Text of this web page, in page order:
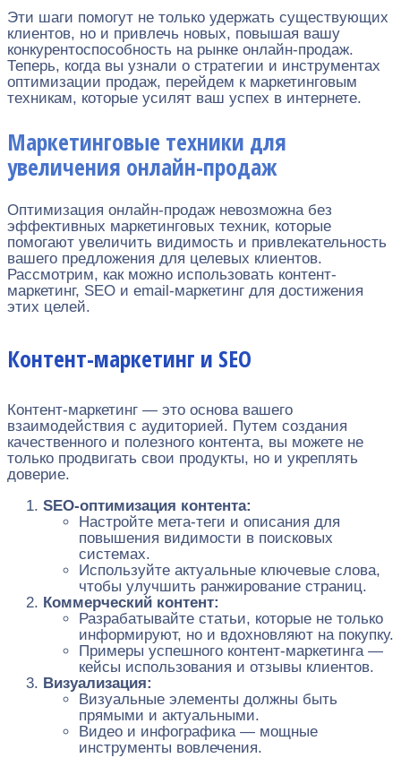
Эти шаги помогут не только удержать существующих
клиентов, но и привлечь новых, повышая вашу
конкурентоспособность на рынке онлайн-продаж.
Теперь, когда вы узнали о стратегии и инструментах
оптимизации продаж, перейдем к маркетинговым
техникам, которые усилят ваш успех в интернете.
Маркетинговые техники для
увеличения онлайн-продаж
Оптимизация онлайн-продаж невозможна без
эффективных маркетинговых техник, которые
помогают увеличить видимость и привлекательность
вашего предложения для целевых клиентов.
Рассмотрим, как можно использовать контент-
маркетинг, SEO и email-маркетинг для достижения
этих целей.
Контент-маркетинг и SEO
Контент-маркетинг — это основа вашего
взаимодействия с аудиторией. Путем создания
качественного и полезного контента, вы можете не
только продвигать свои продукты, но и укреплять
доверие.
SEO-оптимизация контента:
Настройте мета-теги и описания для
повышения видимости в поисковых
системах.
Используйте актуальные ключевые слова,
чтобы улучшить ранжирование страниц.
Коммерческий контент:
Разрабатывайте статьи, которые не только
информируют, но и вдохновляют на покупку.
Примеры успешного контент-маркетинга —
кейсы использования и отзывы клиентов.
Визуализация:
Визуальные элементы должны быть
прямыми и актуальными.
Видео и инфографика — мощные
инструменты вовлечения.